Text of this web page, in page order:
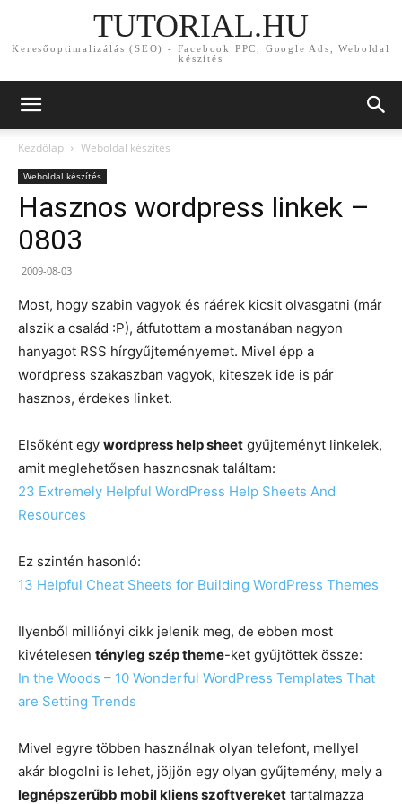
TUTORIAL.HU
Keresőoptimalizálás (SEO) - Facebook PPC, Google Ads, Weboldal
készítés
Kezdőlap Weboldal készítés
Weboldal készítés
Hasznos wordpress linkek –
0803
2009-08-03
Most, hogy szabin vagyok és ráérek kicsit olvasgatni (már
alszik a család :P), átfutottam a mostanában nagyon
hanyagot RSS hírgyűjteményemet. Mivel épp a
wordpress szakaszban vagyok, kiteszek ide is pár
hasznos, érdekes linket.
Elsőként egy wordpress help sheet gyűjteményt linkelek,
amit meglehetősen hasznosnak találtam:
23 Extremely Helpful WordPress Help Sheets And
Resources
Ez szintén hasonló:
13 Helpful Cheat Sheets for Building WordPress Themes
Ilyenből milliónyi cikk jelenik meg, de ebben most
kivételesen tényleg szép theme-ket gyűjtöttek össze:
In the Woods – 10 Wonderful WordPress Templates That
are Setting Trends
Mivel egyre többen használnak olyan telefont, mellyel
akár blogolni is lehet, jöjjön egy olyan gyűjtemény, mely a
legnépszerűbb mobil kliens szoftvereket tartalmazza